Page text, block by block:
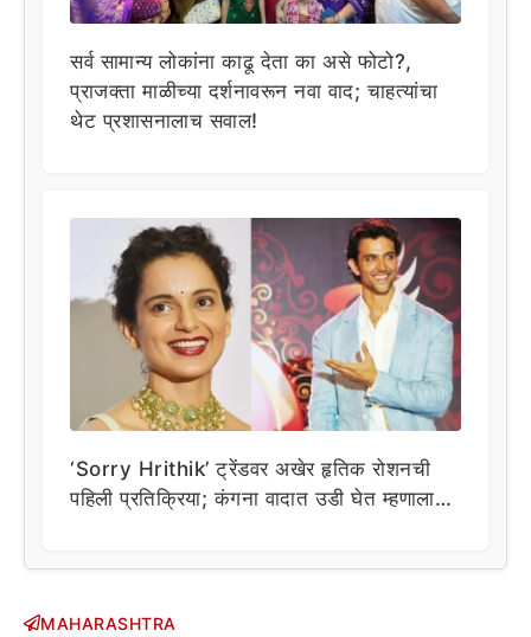
सर्व सामान्य लोकांना काढू देता का असे फोटो?,
प्राजक्ता माळीच्या दर्शनावरून नवा वाद; चाहत्यांचा
थेट प्रशासनालाच सवाल!
‘Sorry Hrithik’ ट्रेंडवर अखेर हृतिक रोशनची
पहिली प्रतिक्रिया; कंगना वादात उडी घेत म्हणाला…
MAHARASHTRA